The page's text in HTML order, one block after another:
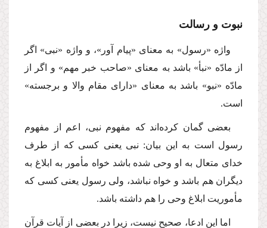
نبوت و رسالت
واژه «رسول» به معناى «پیام آور»، و واژه «نبى» اگر
از مادّه «نبأ» باشد به معناى «صاحب خبر مهم» و اگر از
مادّه «نبو» باشد به معناى «داراى مقام والا و برجسته»
است.
بعضى گمان كرده‌اند كه مفهوم نبى، اعم از مفهوم
رسول است به این بیان: نبى یعنى كسى كه از طرف
خداى متعال به او وحى شده باشد خواه مأمور به ابلاغ به
دیگران هم باشد و خواه نباشد، ولى رسول یعنى كسى كه
مأموریت ابلاغ وحى را هم داشته باشد.
اما این ادعا، صحیح نیست، زیرا در بعضى از آیات قرآن